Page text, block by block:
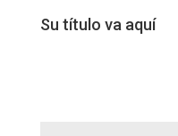
Su título va aquí